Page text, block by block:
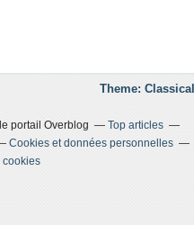
Theme:
portail Overblog
Top articles
Cookies et données personnelles
cookies